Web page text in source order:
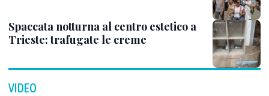
Spaccata notturna al centro estetico a
Trieste: trafugate le creme
VIDEO